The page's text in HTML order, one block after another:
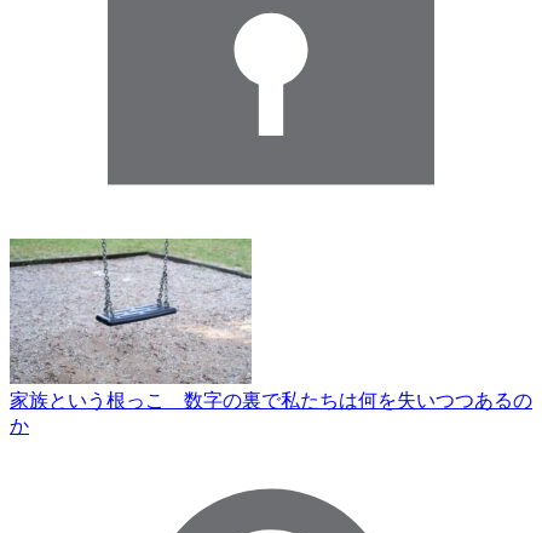
家族という根っこ 数字の裏で私たちは何を失いつつあるの
か